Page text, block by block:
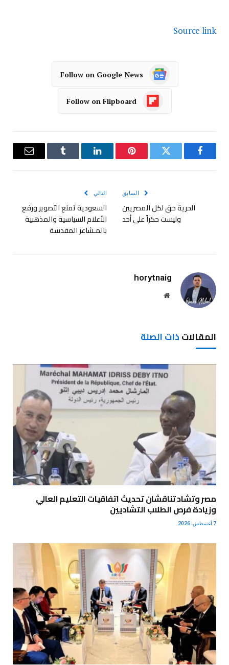
Source link
Follow on Google News
Follow on Flipboard
فيسبوك تويتر بينتيريستلينكدإن Tumblr
البريد
السابق
الحرية حق لكل المصريين
وليست حكراً على أحد
التالي
السعودية تمنع التصوير ورفع
الأعلام السياسية والمذهبية
بالمـشاعر المقدسة
horytnaig
موقع
المقالاتذات الصلة
مصر وتشاد تناقشان تحديث اتفاقيات التعليم العالي
وزيادة فرص الطلاب التشاديين
7 أغسطس، 2026